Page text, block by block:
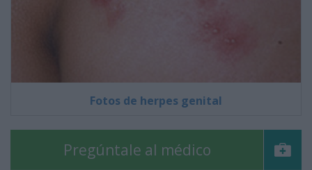
Fotos de herpes genital
Pregúntale al médico